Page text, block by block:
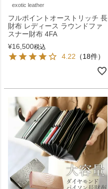
exotic leather
フルポイントオーストリッチ 長
財布 レディース ラウンドファ
スナー財布 4FA
¥16,500税込
4.22 （18件）